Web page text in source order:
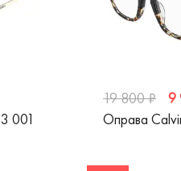
001
19 800 ₽
9
Оправа